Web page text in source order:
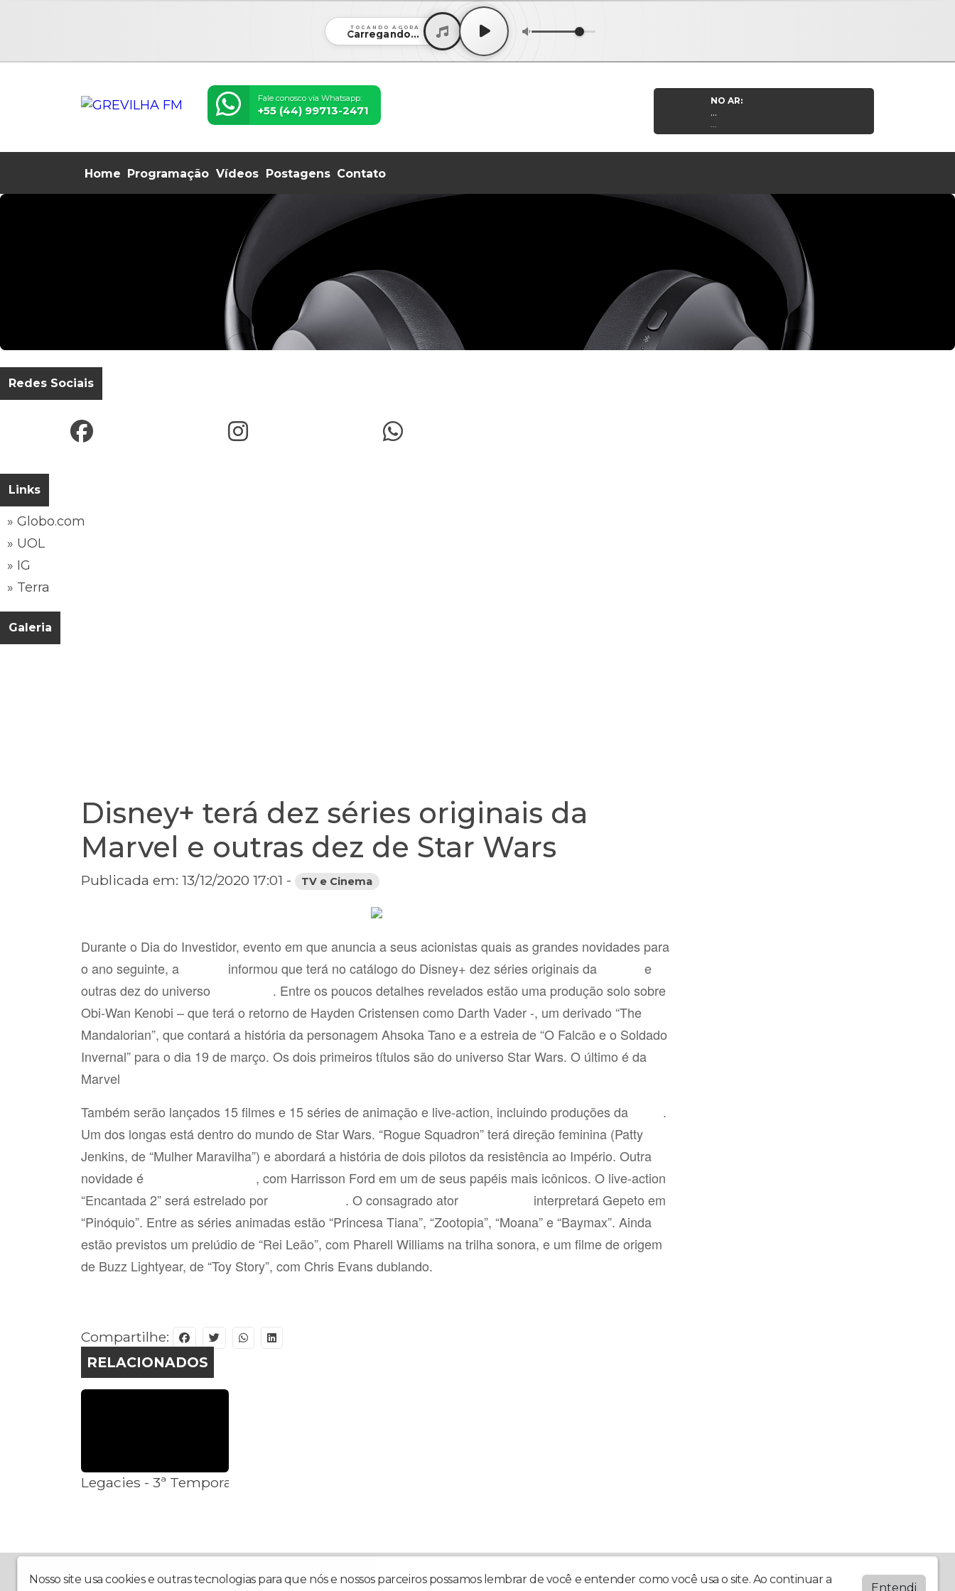
TOCANDO AGORA
Carregando...
Fale conosco via Whatsapp:
+55 (44) 99713-2471
NO AR:
...
Home Programação Vídeos Postagens Contato
Redes Sociais
Links
» Globo.com
» UOL
» IG
» Terra
Galeria
Disney+ terá dez séries originais da
Marvel e outras dez de Star Wars
Publicada em: 13/12/2020 17:01 - TV e Cinema
Durante o Dia do Investidor, evento em que anuncia a seus acionistas quais as grandes novidades para
o ano seguinte, a
informou que terá no catálogo do Disney+ dez séries originais da
e
outras dez do universo
. Entre os poucos detalhes revelados estão uma produção solo sobre
Obi-Wan Kenobi – que terá o retorno de Hayden Cristensen como Darth Vader -, um derivado “The
Mandalorian”, que contará a história da personagem Ahsoka Tano e a estreia de “O Falcão e o Soldado
Invernal” para o dia 19 de março. Os dois primeiros títulos são do universo Star Wars. O último é da
Marvel
Também serão lançados 15 filmes e 15 séries de animação e live-action, incluindo produções da
.
Um dos longas está dentro do mundo de Star Wars. “Rogue Squadron” terá direção feminina (Patty
Jenkins, de “Mulher Maravilha”) e abordará a história de dois pilotos da resistência ao Império. Outra
novidade é
, com Harrisson Ford em um de seus papéis mais icônicos. O live-action
“Encantada 2” será estrelado por
. O consagrado ator
interpretará Gepeto em
“Pinóquio”. Entre as séries animadas estão “Princesa Tiana”, “Zootopia”, “Moana” e “Baymax”. Ainda
estão previstos um prelúdio de “Rei Leão”, com Pharell Williams na trilha sonora, e um filme de origem
de Buzz Lightyear, de “Toy Story”, com Chris Evans dublando.
Compartilhe:
RELACIONADOS
Legacies - 3ª Temporada Ganha Trailer Oficial!
Nosso site usa cookies e outras tecnologias para que nós e nossos parceiros possamos lembrar de você e entender como você usa o site. Ao continuar a
Entendi
WEB RÁDIO GREVILHA FM - NOVA LONDRINA PARANÁ